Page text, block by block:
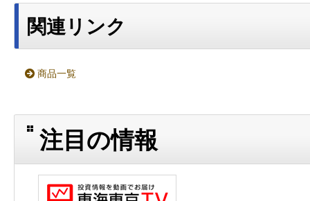
関連リンク
商品一覧
注目の情報